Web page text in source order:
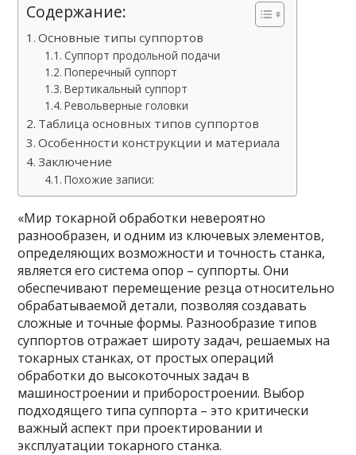
Содержание:
Основные типы суппортов
Суппорт продольной подачи
Поперечный суппорт
Вертикальный суппорт
Револьверные головки
Таблица основных типов суппортов
Особенности конструкции и материала
Заключение
Похожие записи:
«Мир токарной обработки невероятно
разнообразен, и одним из ключевых элементов,
определяющих возможности и точность станка,
является его система опор – суппорты. Они
обеспечивают перемещение резца относительно
обрабатываемой детали, позволяя создавать
сложные и точные формы. Разнообразие типов
суппортов отражает широту задач, решаемых на
токарных станках, от простых операций
обработки до высокоточных задач в
машиностроении и приборостроении. Выбор
подходящего типа суппорта – это критически
важный аспект при проектировании и
эксплуатации токарного станка.